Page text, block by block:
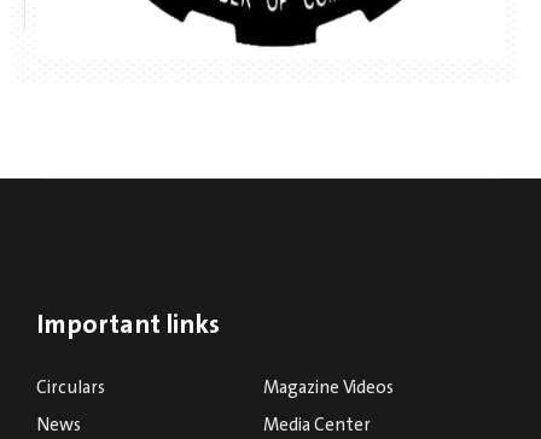
Important links
Circulars
Magazine Videos
News
Media Center